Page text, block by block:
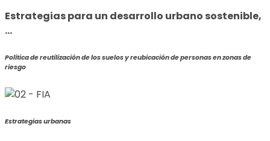
Estrategias para un desarrollo urbano sostenible,
…
Política de reutilización de los suelos y reubicación de personas en zonas de
riesgo
Estrategias urbanas